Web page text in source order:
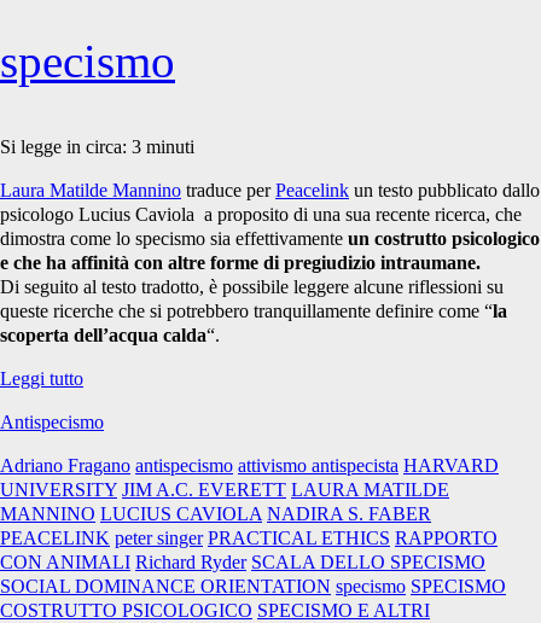
specismo
Si legge in circa: 3 minuti
Laura Matilde Mannino traduce perPeacelink un testo pubblicato dallo
psicologo Lucius Caviola a proposito di una sua recente ricerca, che
dimostra come lo specismo sia effettivamente un costrutto psicologico
e che ha affinità con altre forme di pregiudizio intraumane.
Di seguito al testo tradotto, è possibile leggere alcune riflessioni su
queste ricerche che si potrebbero tranquillamente definire come “la
scoperta dell’acqua calda“.
Leggi tuttoLa
dell’acqua
la
psicologia
dello
specismo
Antispecismo
Adriano Fragano antispecismo attivismo antispecista HARVARD
UNIVERSITY JIM A.C. EVERETT LAURA MATILDE
MANNINO LUCIUS CAVIOLA NADIRA S. FABER
PEACELINK peter singer PRACTICAL ETHICS RAPPORTO
CON ANIMALI Richard Ryder SCALA DELLO SPECISMO
SOCIAL DOMINANCE ORIENTATION specismo SPECISMO
COSTRUTTO PSICOLOGICO SPECISMO E ALTRI